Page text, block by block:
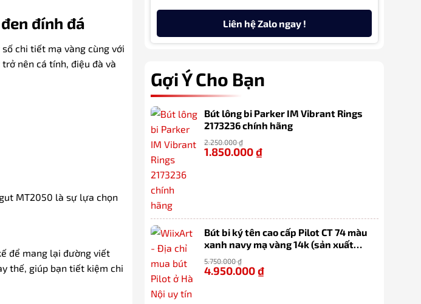
đính đá
chi tiết mạ vàng cùng với
nên cá tính, điệu đà và
MT2050 là sự lựa chọn
để mang lại đường viết
thế, giúp bạn tiết kiệm chi
Liên hệ Zalo ngay !
Gợi Ý Cho Bạn
Bút lông bi Parker IM Vibrant Rings
2173236 chính hãng
2.250.000₫
1.850.000₫
Bút bi ký tên cao cấp Pilot CT 74 màu
xanh navy mạ vàng 14k (sản xuất
100% tại Nhật Bản)
5.750.000₫
4.950.000₫